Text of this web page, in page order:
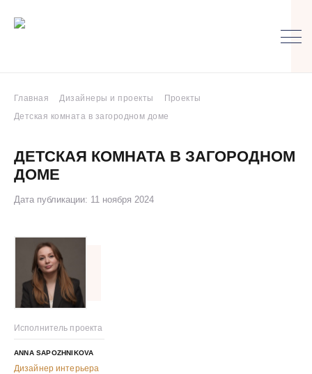
Главная Дизайнеры и проекты
Проекты
Детская комната в загородном доме
ДЕТСКАЯ КОМНАТА В ЗАГОРОДНОМ
ДОМЕ
Дата публикации: 11 ноября 2024
Исполнитель проекта
ANNA SAPOZHNIKOVA
Дизайнер интерьера